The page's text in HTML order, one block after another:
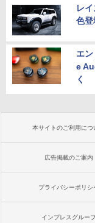
レ
色
エ
e
く
本サイトのご利用につ
広告掲載のご案内
プライバシーポリシ
インプレスグルー